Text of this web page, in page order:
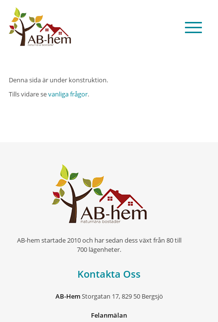
Denna sida är under konstruktion.
Tills vidare sevanliga frågor.
AB-hem startade 2010 och har sedan dess växt från 80 till
700 lägenheter.
Kontakta Oss
AB-HemStorgatan 17, 829 50 Bergsjö
Felanmälan